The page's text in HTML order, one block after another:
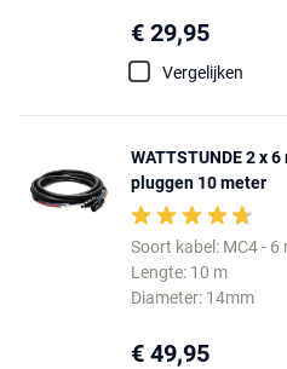
€ 29,95
Vergelijken
WATTSTUNDE 2 x
pluggen 10 meter
Soort kabel: MC4 - 6
Lengte: 10 m
Diameter: 14mm
€ 49,95